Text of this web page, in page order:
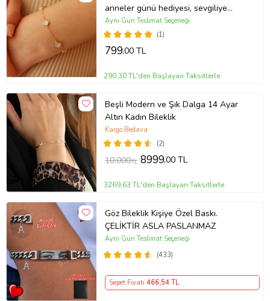
anneler günü hediyesi, sevgiliye
hediye, gecmiş olsun hediyesi, yeni
iş hediyesi, terfi hediyesi, yilbasi
hediyesi, arkadaş hediyesi, kız
(1)
Aynı Gün Teslimat Seçeneği
799,00 TL
290,30 TL'den Başlayan Taksitlerle
Beşli Modern ve Şık Dalga 14 Ayar
Altın Kadın Bileklik
(2)
Kargo Bedava
10.000TL 8999,00 TL
3269,63 TL'den Başlayan Taksitlerle
Göz Bileklik Kişiye Özel Baskı.
ÇELİKTİR ASLA PASLANMAZ
(433)
Aynı Gün Teslimat Seçeneği
Sepet Fiyatı 466,54 TL